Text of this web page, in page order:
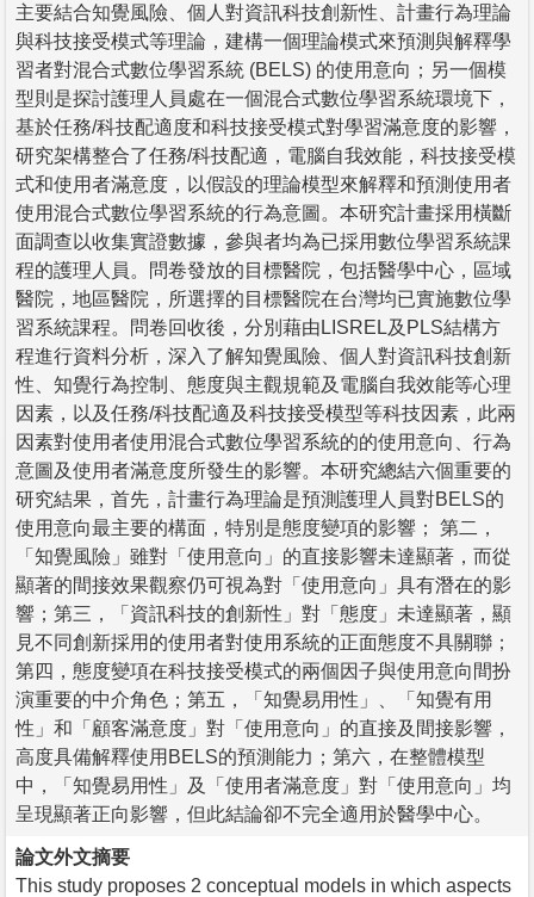
主要結合知覺風險、個人對資訊科技創新性、計畫行為理論
與科技接受模式等理論，建構一個理論模式來預測與解釋學
習者對混合式數位學習系統 (BELS) 的使用意向；另一個模
型則是探討護理人員處在一個混合式數位學習系統環境下，
基於任務/科技配適度和科技接受模式對學習滿意度的影響，
研究架構整合了任務/科技配適，電腦自我效能，科技接受模
式和使用者滿意度，以假設的理論模型來解釋和預測使用者
使用混合式數位學習系統的行為意圖。本研究計畫採用橫斷
面調查以收集實證數據，參與者均為已採用數位學習系統課
程的護理人員。問卷發放的目標醫院，包括醫學中心，區域
醫院，地區醫院，所選擇的目標醫院在台灣均已實施數位學
習系統課程。問卷回收後，分別藉由LISREL及PLS結構方
程進行資料分析，深入了解知覺風險、個人對資訊科技創新
性、知覺行為控制、態度與主觀規範及電腦自我效能等心理
因素，以及任務/科技配適及科技接受模型等科技因素，此兩
因素對使用者使用混合式數位學習系統的的使用意向、行為
意圖及使用者滿意度所發生的影響。本研究總結六個重要的
研究結果，首先，計畫行為理論是預測護理人員對BELS的
使用意向最主要的構面，特別是態度變項的影響； 第二，
「知覺風險」雖對「使用意向」的直接影響未達顯著，而從
顯著的間接效果觀察仍可視為對「使用意向」具有潛在的影
響；第三，「資訊科技的創新性」對「態度」未達顯著，顯
見不同創新採用的使用者對使用系統的正面態度不具關聯；
第四，態度變項在科技接受模式的兩個因子與使用意向間扮
演重要的中介角色；第五，「知覺易用性」、「知覺有用
性」和「顧客滿意度」對「使用意向」的直接及間接影響，
高度具備解釋使用BELS的預測能力；第六，在整體模型
中，「知覺易用性」及「使用者滿意度」對「使用意向」均
呈現顯著正向影響，但此結論卻不完全適用於醫學中心。
論文外文摘要
This study proposes 2 conceptual models in which aspects